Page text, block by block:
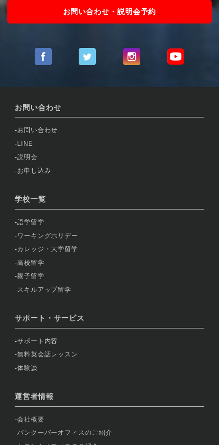
お問い合わせ・説明会予約
お問い合わせ
お問い合わせ
LINE
説明会
お申し込み
学校一覧
語学留学
ワーキングホリデー
カレッジ・大学留学
高校留学
親子留学
スキルアップ留学
サポート・サービス
サポート内容
無料英会話レッスン
体験談
運営者情報
会社概要
バンクーバーオフィスのご紹介